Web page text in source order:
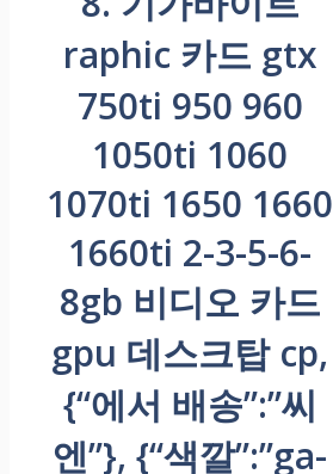
raphic 카드 gtx
750ti 950 960
1050ti 1060
1070ti 1650 1660
1660ti 2-3-5-6-
8gb 비디오 카드
gpu 데스크탑 cp,
{“에서 배송”:”씨
엔”}, {“색깔”:”ga-